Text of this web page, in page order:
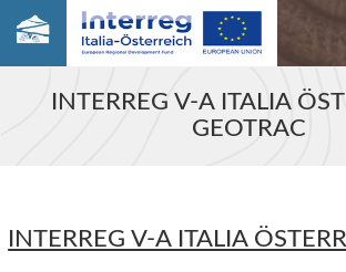
INTERREG V-A ITALIA
GEOTRAC
INTERREG V-A ITALIA